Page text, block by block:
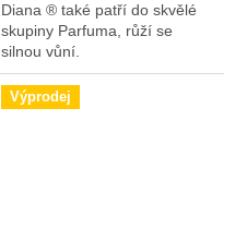
Diana ® také patří do skvělé
skupiny Parfuma, růží se
silnou vůní.
Výprodej